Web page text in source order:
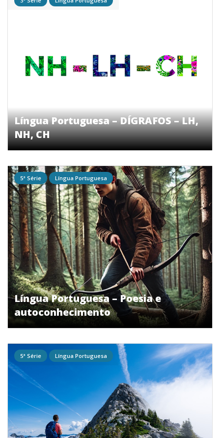
Língua Portuguesa – DÍGRAFOS – LH,
NH, CH
Língua Portuguesa – Poesia e
autoconhecimento
5ª Série Língua Portuguesa
5ª Série Língua Portuguesa